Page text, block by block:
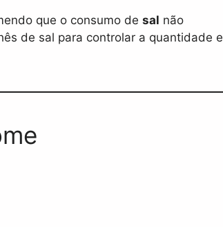
que o consumo de sal não
de sal para controlar a quantidade e